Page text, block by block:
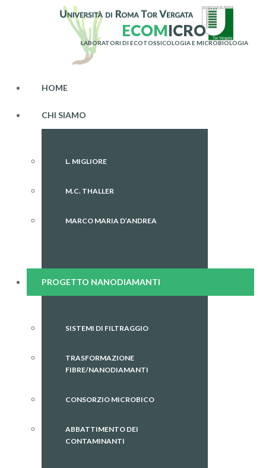
ECOMICRO
LABORATORI DI ECOTOSSICOLOGIA E MICROBIOLOGIA
HOME
CHI SIAMO
L. MIGLIORE
M.C. THALLER
MARCO MARIA D’ANDREA
PROGETTO NANODIAMANTI
SISTEMI DI FILTRAGGIO
TRASFORMAZIONE
FIBRE/NANODIAMANTI
CONSORZIO MICROBICO
ABBATTIMENTO DEI
CONTAMINANTI